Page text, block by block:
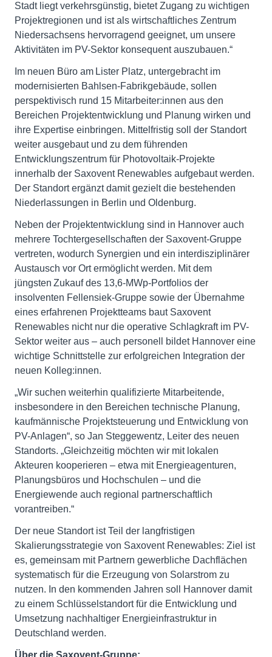
Stadt liegt verkehrsgünstig, bietet Zugang zu wichtigen
Projektregionen und ist als wirtschaftliches Zentrum
Niedersachsens hervorragend geeignet, um unsere
Aktivitäten im PV-Sektor konsequent auszubauen.“
Im neuen Büro am Lister Platz, untergebracht im
modernisierten Bahlsen-Fabrikgebäude, sollen
perspektivisch rund 15 Mitarbeiter:innen aus den
Bereichen Projektentwicklung und Planung wirken und
ihre Expertise einbringen. Mittelfristig soll der Standort
weiter ausgebaut und zu dem führenden
Entwicklungszentrum für Photovoltaik-Projekte
innerhalb der Saxovent Renewables aufgebaut werden.
Der Standort ergänzt damit gezielt die bestehenden
Niederlassungen in Berlin und Oldenburg.
Neben der Projektentwicklung sind in Hannover auch
mehrere Tochtergesellschaften der Saxovent-Gruppe
vertreten, wodurch Synergien und ein interdisziplinärer
Austausch vor Ort ermöglicht werden. Mit dem
jüngsten Zukauf des 13,6-MWp-Portfolios der
insolventen Fellensiek-Gruppe sowie der Übernahme
eines erfahrenen Projektteams baut Saxovent
Renewables nicht nur die operative Schlagkraft im PV-
Sektor weiter aus – auch personell bildet Hannover eine
wichtige Schnittstelle zur erfolgreichen Integration der
neuen Kolleg:innen.
„Wir suchen weiterhin qualifizierte Mitarbeitende,
insbesondere in den Bereichen technische Planung,
kaufmännische Projektsteuerung und Entwicklung von
PV-Anlagen“, so Jan Steggewentz, Leiter des neuen
Standorts. „Gleichzeitig möchten wir mit lokalen
Akteuren kooperieren – etwa mit Energieagenturen,
Planungsbüros und Hochschulen – und die
Energiewende auch regional partnerschaftlich
vorantreiben.“
Der neue Standort ist Teil der langfristigen
Skalierungsstrategie von Saxovent Renewables: Ziel ist
es, gemeinsam mit Partnern gewerbliche Dachflächen
systematisch für die Erzeugung von Solarstrom zu
nutzen. In den kommenden Jahren soll Hannover damit
zu einem Schlüsselstandort für die Entwicklung und
Umsetzung nachhaltiger Energieinfrastruktur in
Deutschland werden.
Über die Saxovent-Gruppe: